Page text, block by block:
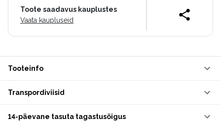
Toote saadavus kauplustes
Vaata kaupluseid
Tooteinfo
Transpordiviisid
14-päevane tasuta tagastusõigus